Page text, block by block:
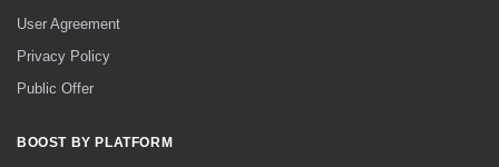
User Agreement
Privacy Policy
Public Offer
BOOST BY PLATFORM